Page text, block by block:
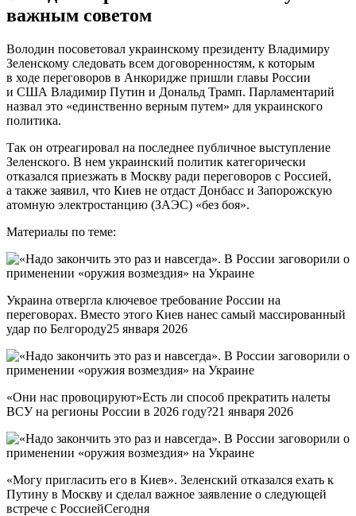
важным советом
Володин посоветовал украинскому президенту Владимиру
Зеленскому следовать всем договоренностям, к которым
в ходе переговоров в Анкоридже пришли главы России
и США Владимир Путин и Дональд Трамп. Парламентарий
назвал это «единственно верным путем» для украинского
политика.
Так он отреагировал на последнее публичное выступление
Зеленского. В нем украинский политик категорически
отказался приезжать в Москву ради переговоров с Россией,
а также заявил, что Киев не отдаст Донбасс и Запорожскую
атомную электростанцию (ЗАЭС) «без боя».
Материалы по теме:
Украина отвергла ключевое требование России на
переговорах. Вместо этого Киев нанес самый массированный
удар по Белгороду25 января 2026
«Они нас провоцируют»Есть ли способ прекратить налеты
ВСУ на регионы России в 2026 году?21 января 2026
«Могу пригласить его в Киев». Зеленский отказался ехать к
Путину в Москву и сделал важное заявление о следующей
встрече с РоссиейСегодня